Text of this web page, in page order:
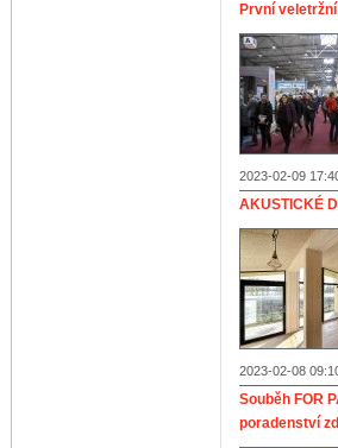
První
2023-02-09
AKUSTICKÉ
2023-02-08
Souběh FOR
poradenství